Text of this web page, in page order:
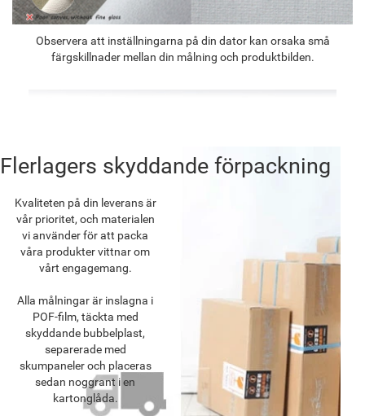
Observera att inställningarna på din dator kan orsaka små
färgskillnader mellan din målning och produktbilden.
Flerlagers skyddande förpackning
Kvaliteten på din leverans är
vår prioritet, och materialen
vi använder för att packa
våra produkter vittnar om
vårt engagemang.
Alla målningar är inslagna i
POF-film, täckta med
skyddande bubbelplast,
separerade med
skumpaneler och placeras
sedan noggrant i en
kartonglåda.